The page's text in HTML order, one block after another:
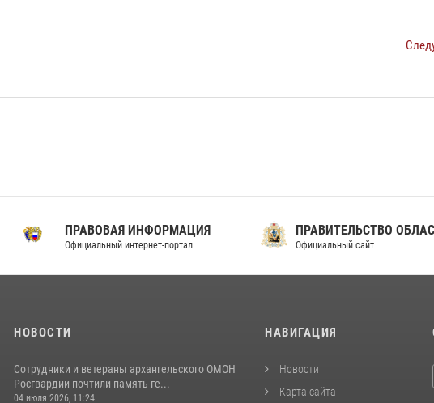
ПРАВОВАЯ ИНФОРМАЦИЯ
Официальный интернет-портал
ПРАВИТЕЛЬСТВО
Официальный сайт
НОВОСТИ
Сотрудники и ветераны архангельского ОМОН
Росгвардии почтили память ге...
04 июля 2026, 11:24
НАВИГАЦИЯ
Новости
Карта сайта